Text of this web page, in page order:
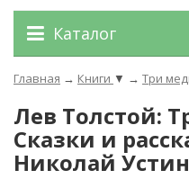
Каталог
Главная → Книги ▼ → Три
Лев Толстой:
Сказки и
Николай